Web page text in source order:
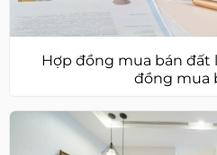
Hợp đồng mua bán đất
đồng mua